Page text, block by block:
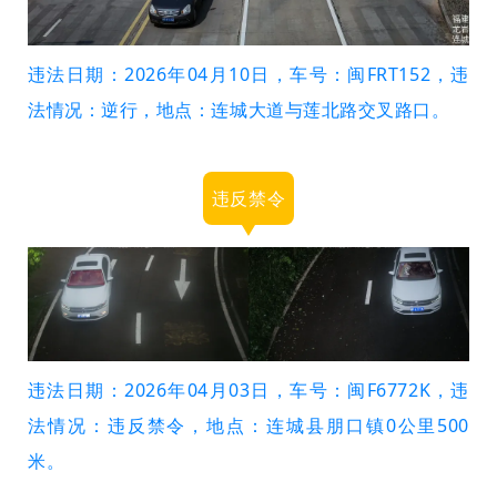
违法日期：2026年04月10日，车号：闽FRT152，违
法情况：逆行，地点：连城大道与莲北路交叉路口。
违反禁令
违法日期：2026年04月03日，车号：闽F6772K，违
法情况：违反禁令，地点：连城县朋口镇0公里500
米。